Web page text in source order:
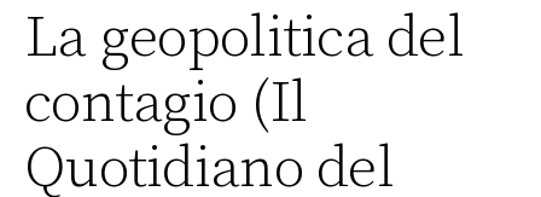
La geopolitica del
contagio (Il
Quotidiano del